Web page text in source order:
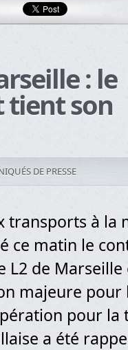
: le
tient son
DE PRESSE
transports à la
ce matin le
L2 de
majeure
pour
a été